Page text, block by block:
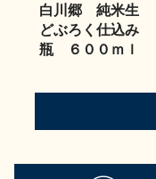
白川郷 純米生
どぶろく仕込み
瓶 ６００ｍｌ